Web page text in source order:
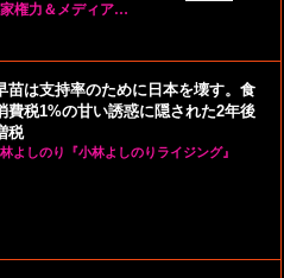
権力＆メディア…
苗は支持率のために日本を壊す。食
費税1%の甘い誘惑に隠された2年後
税
よしのり『小林よしのりライジング』